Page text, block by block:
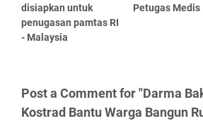
disiapkan untuk
penugasan pamtas RI
- Malaysia
Petugas Medis
Post a Comment for "Darma
Kostrad Bantu Warga Bangun